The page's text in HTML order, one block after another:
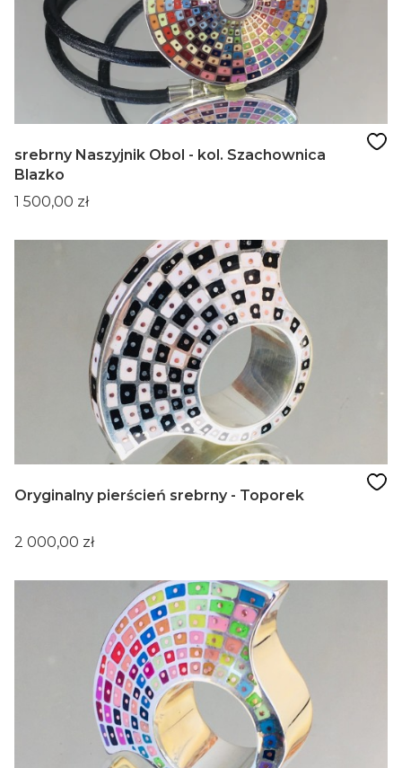
srebrny Naszyjnik Obol - kol. Szachownica
Blazko
Cena
1 500,00 zł
Oryginalny pierścień srebrny - Toporek
Cena
2 000,00 zł